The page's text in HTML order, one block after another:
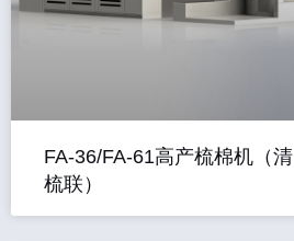
FA-36/FA-61高产梳棉机（清
梳联）